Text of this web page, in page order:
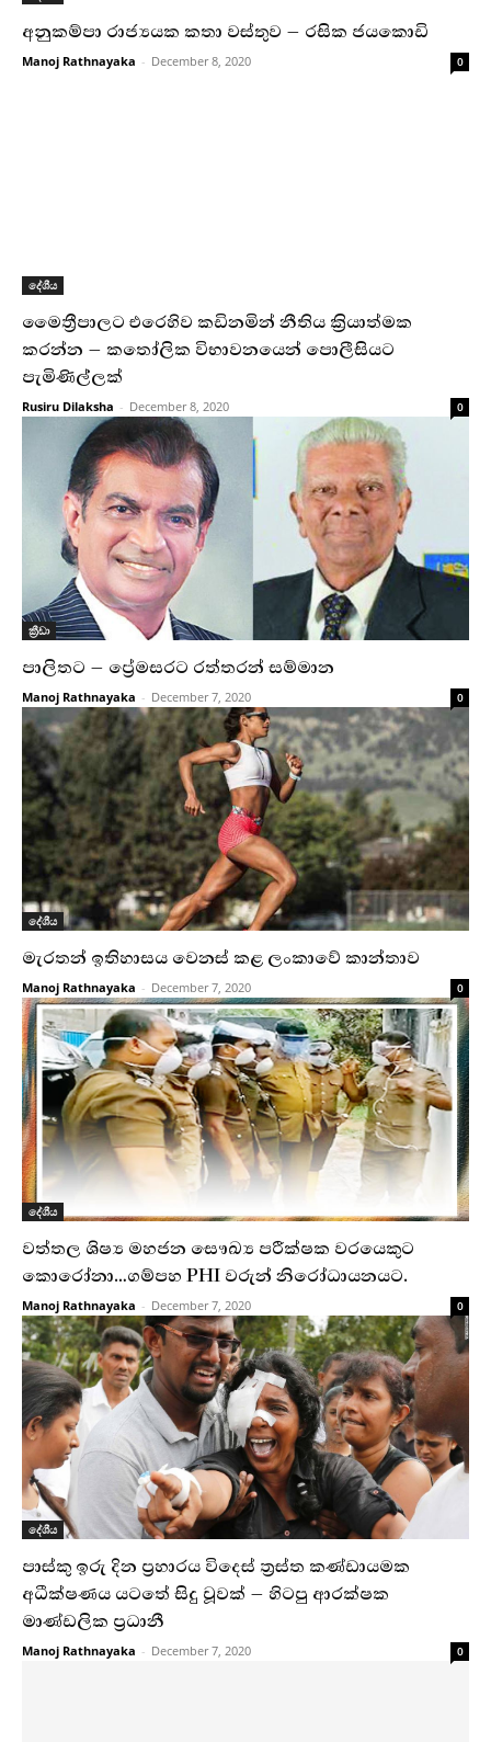
අනුකම්පා රාජ්‍යයක කතා වස්තුව – රසික ජයකොඩි
Manoj Rathnayaka - December 8, 2020 0
දේශීය
මෛත්‍රීපාලට එරෙහිව කඩිනමින් නීතිය ක්‍රියාත්මක
කරන්න – කතෝලික විභාවනයෙන් පොලීසියට
පැමිණිල්ලක්
Rusiru Dilaksha - December 8, 2020 0
ක්‍රීඩා
පාලිතට – ප්‍රේමසරට රත්තරන් සම්මාන
Manoj Rathnayaka - December 7, 2020 0
දේශීය
මැරතන් ඉතිහාසය වෙනස් කළ ලංකාවේ කාන්තාව
Manoj Rathnayaka - December 7, 2020 0
දේශීය
වත්තල ශිෂ්‍ය මහජන සෞඛ්‍ය පරීක්ෂක වරයෙකුට
කොරෝනා…ගම්පහ PHI වරුන් නිරෝධායනයට.
Manoj Rathnayaka - December 7, 2020 0
දේශීය
පාස්කු ඉරු දින ප්‍රහාරය විදෙස් ත්‍රස්ත කණ්ඩායමක
අධීක්ෂණය යටතේ සිදු වූවක් – හිටපු ආරක්ෂක
මාණ්ඩලික ප්‍රධානී
Manoj Rathnayaka - December 7, 2020 0